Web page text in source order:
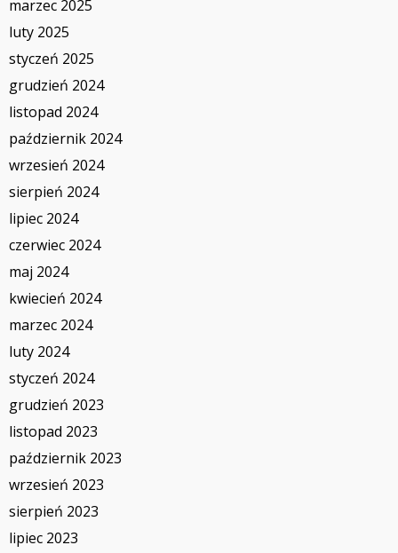
marzec 2025
luty 2025
styczeń 2025
grudzień 2024
listopad 2024
październik 2024
wrzesień 2024
sierpień 2024
lipiec 2024
czerwiec 2024
maj 2024
kwiecień 2024
marzec 2024
luty 2024
styczeń 2024
grudzień 2023
listopad 2023
październik 2023
wrzesień 2023
sierpień 2023
lipiec 2023